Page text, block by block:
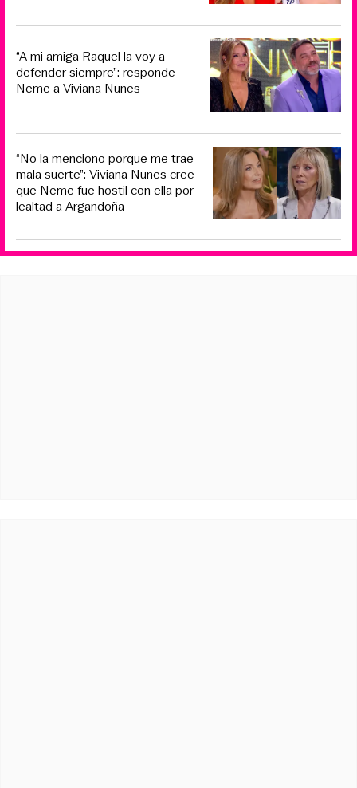
“A mi amiga Raquel la voy a
defender siempre”: responde
Neme a Viviana Nunes
“No la menciono porque me trae
mala suerte”: Viviana Nunes cree
que Neme fue hostil con ella por
lealtad a Argandoña